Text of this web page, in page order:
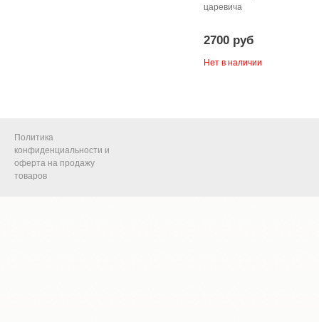
царевича
2700 руб
Нет в наличии
Политика
конфиденциальности и
оферта на продажу
товаров